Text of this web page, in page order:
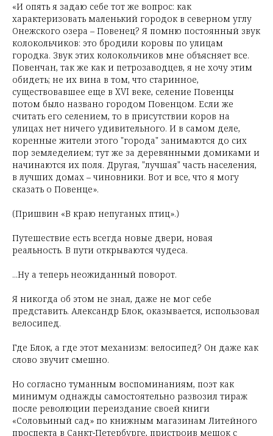
«И опять я задаю себе тот же вопрос: как
характеризовать маленький городок в северном углу
Онежского озера – Повенец? Я помню постоянный звук
колокольчиков: это бродили коровы по улицам
городка. Звук этих колокольчиков мне объясняет все.
Повенчан, так же как и петрозаводцев, я не хочу этим
обидеть; не их вина в том, что старинное,
существовавшее еще в XVI веке, селение Повенцы
потом было названо городом Повенцом. Если же
считать его селением, то в присутствии коров на
улицах нет ничего удивительного. И в самом деле,
коренные жители этого "города" занимаются до сих
пор земледелием; тут же за деревянными домиками и
начинаются их поля. Другая, "лучшая" часть населения,
в лучших домах – чиновники. Вот и все, что я могу
сказать о Повенце».
(Пришвин «В краю непуганых птиц».)
Путешествие есть всегда новые двери, новая
реальность. В пути открываются чудеса.
...Ну а теперь неожиданный поворот.
Я никогда об этом не знал, даже не мог себе
представить. Александр Блок, оказывается, использовал
велосипед.
Где Блок, а где этот механизм: велосипед? Он даже как
слово звучит смешно.
Но согласно туманным воспоминаниям, поэт как
минимум однажды самостоятельно развозил тираж
после революции переиздание своей книги
«Соловьиный сад» по книжным магазинам Литейного
проспекта в Санкт-Петербурге, пристроив мешок с